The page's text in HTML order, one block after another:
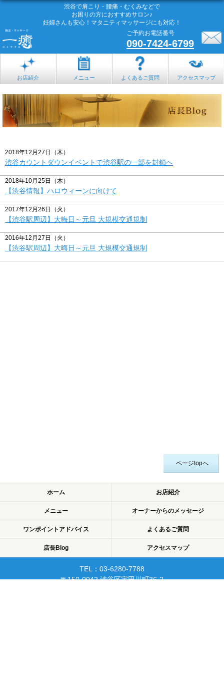
渋谷で肩こり・腰痛・むくみなどで
お困りの方におすすめサロン♪
妊婦さんも安心！マタニティマッサージにも対応！
ご予約お電話番号
090-7424-6799
お店紹介 メニュー よくあるご質問 アクセスマップ
2018年12月27日（木）
渋谷カウントダウンイベントで渋谷駅の一部を封鎖へ
2018年10月25日（木）
【渋谷情報】ハロウィーンに向けて
2017年12月26日（火）
【渋谷駅周辺】大晦日～元旦 大規模交通規制
2016年12月27日（火）
【渋谷駅周辺】大晦日～元旦 大規模交通規制
ページtopへ
ホーム お店紹介
メニュー オーナーからのメッセージ
ワンポイントアドバイス よくあるご質問
店長Blog アクセスマップ
TEL：03-6280-7788
〒150-0042 渋谷区宇田川町36-2